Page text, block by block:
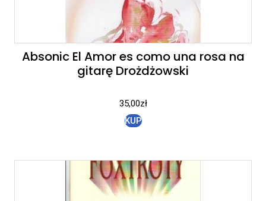
Absonic El Amor es como una rosa na
gitarę Drożdżowski
35,00zł
KUP